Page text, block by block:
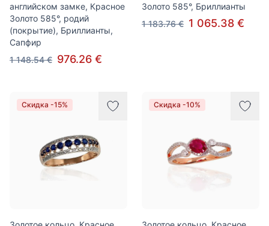
английском замке, Красное
Золото 585°, родий
(покрытие), Бриллианты,
Сапфир
1 148.54 € 976.26 €
Золото 585°, Бриллианты
1 183.76 € 1 065.38 €
Скидка -15% Скидка -10%